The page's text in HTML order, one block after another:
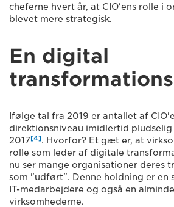
cheferne hvert år, at CIO'ens rolle i
blevet mere strategisk.
En digital
Ifølge tal fra 2019 er antallet af
direktionsniveau imidlertid pludselig
2017[4]. Hvorfor? Et gæt er, at
rolle som leder af digitale
nu ser mange organisationer deres
som "udført". Denne holdning er en
IT-medarbejdere og også en
virksomhederne.